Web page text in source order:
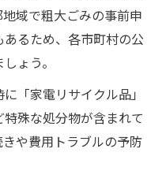
域で粗大ごみの事前申
るため、各市町村の公
ょう。
「家電リサイクル品」
特殊な処分物が含まれて
や費用トラブルの予防